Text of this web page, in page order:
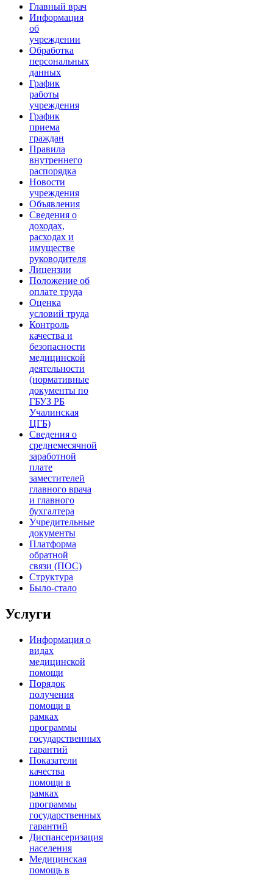
Главный врач
Информация
об
учреждении
Обработка
персональных
данных
График
работы
учреждения
График
приема
граждан
Правила
внутреннего
распорядка
Новости
учреждения
Объявления
Сведения о
доходах,
расходах и
имуществе
руководителя
Лицензии
Положение об
оплате труда
Оценка
условий труда
Контроль
качества и
безопасности
медицинской
деятельности
(нормативные
документы по
ГБУЗ РБ
Учалинская
ЦГБ)
Сведения о
среднемесячной
заработной
плате
заместителей
главного врача
и главного
бухгалтера
Учредительные
документы
Платформа
обратной
связи (ПОС)
Структура
Было-стало
Услуги
Информация о
видах
медицинской
помощи
Порядок
получения
помощи в
рамках
программы
государственных
гарантий
Показатели
качества
помощи в
рамках
программы
государственных
гарантий
Диспансеризация
населения
Медицинская
помощь в